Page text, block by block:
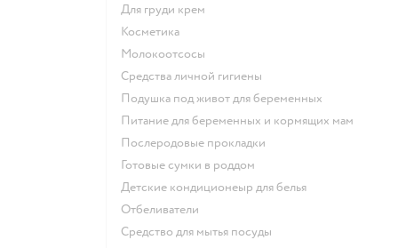
для груди крем
косметика
Молокоотсосы
средства личной гигиены
подушка под живот для беременных
питание для беременных и кормящих мам
послеродовые прокладки
готовые сумки в роддом
детские кондиционеыр для белья
отбеливатели
средство для мытья посуды